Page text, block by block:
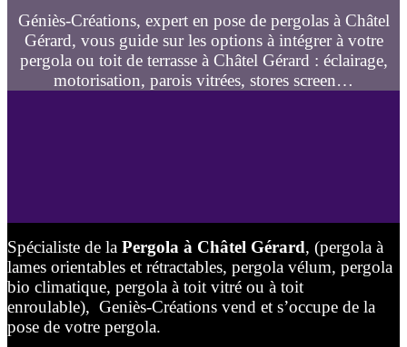
Géniès-Créations, expert en pose de pergolas à Châtel
Gérard, vous guide sur les options à intégrer à votre
pergola ou toit de terrasse à Châtel Gérard : éclairage,
motorisation, parois vitrées, stores screen…
Spécialiste de la Pergola à Châtel Gérard, (pergola à
lames orientables et rétractables, pergola vélum, pergola
bio climatique, pergola à toit vitré ou à toit
enroulable), Geniès-Créations vend et s’occupe de la
pose de votre pergola.